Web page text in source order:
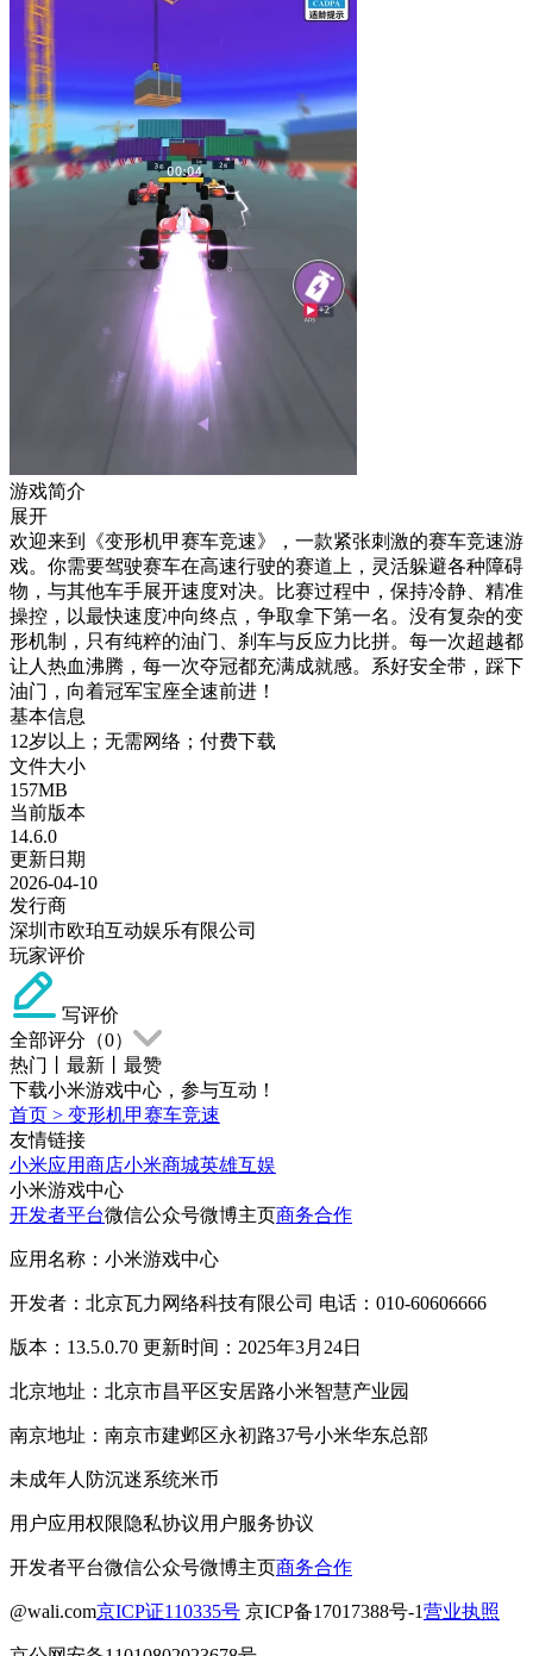
游戏简介
展开
欢迎来到《变形机甲赛车竞速》，一款紧张刺激的赛车竞速游
戏。你需要驾驶赛车在高速行驶的赛道上，灵活躲避各种障碍
物，与其他车手展开速度对决。比赛过程中，保持冷静、精准
操控，以最快速度冲向终点，争取拿下第一名。没有复杂的变
形机制，只有纯粹的油门、刹车与反应力比拼。每一次超越都
让人热血沸腾，每一次夺冠都充满成就感。系好安全带，踩下
油门，向着冠军宝座全速前进！
基本信息
12岁以上；无需网络；付费下载
文件大小
157MB
当前版本
14.6.0
更新日期
2026-04-10
发行商
深圳市欧珀互动娱乐有限公司
玩家评价
写评价
全部评分（0）
热门
最新
最赞
下载小米游戏中心，参与互动！
首页 > 变形机甲赛车竞速
友情链接
小米应用商店小米商城英雄互娱
小米游戏中心
开发者平台微信公众号微博主页商务合作
应用名称：小米游戏中心
开发者：北京瓦力网络科技有限公司 电话：010-60606666
版本：13.5.0.70 更新时间：2025年3月24日
北京地址：北京市昌平区安居路小米智慧产业园
南京地址：南京市建邺区永初路37号小米华东总部
未成年人防沉迷系统米币
用户应用权限隐私协议用户服务协议
开发者平台微信公众号微博主页商务合作
@wali.com京ICP证110335号 京ICP备17017388号-1营业执照